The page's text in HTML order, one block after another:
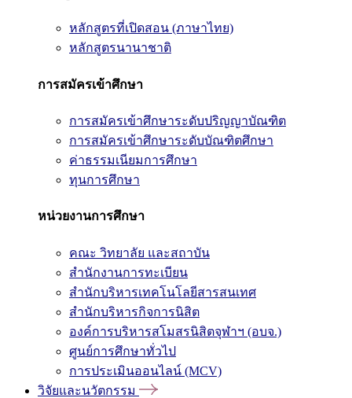
หลักสูตรที่เปิดสอน (ภาษาไทย)
หลักสูตรนานาชาติ
การสมัครเข้าศึกษา
การสมัครเข้าศึกษาระดับปริญญาบัณฑิต
การสมัครเข้าศึกษาระดับบัณฑิตศึกษา
ค่าธรรมเนียมการศึกษา
ทุนการศึกษา
หน่วยงานการศึกษา
คณะ วิทยาลัย และสถาบัน
สำนักงานการทะเบียน
สำนักบริหารเทคโนโลยีสารสนเทศ
สำนักบริหารกิจการนิสิต
องค์การบริหารสโมสรนิสิตจุฬาฯ (อบจ.)
ศูนย์การศึกษาทั่วไป
การประเมินออนไลน์ (MCV)
วิจัยและนวัตกรรม